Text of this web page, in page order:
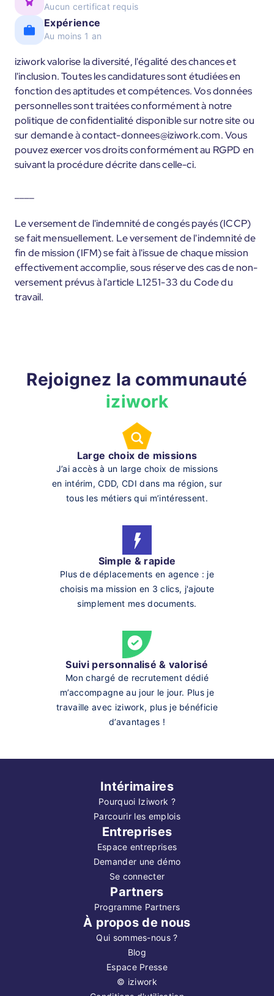
Aucun certificat requis
Expérience
Au moins 1 an
iziwork valorise la diversité, l'égalité des chances et
l'inclusion. Toutes les candidatures sont étudiées en
fonction des aptitudes et compétences. Vos données
personnelles sont traitées conformément à notre
politique de confidentialité disponible sur notre site ou
sur demande à contact-donnees@iziwork.com. Vous
pouvez exercer vos droits conformément au RGPD en
suivant la procédure décrite dans celle-ci.
Le versement de l'indemnité de congés payés (ICCP)
se fait mensuellement. Le versement de l'indemnité de
fin de mission (IFM) se fait à l'issue de chaque mission
effectivement accomplie, sous réserve des cas de non-
versement prévus à l'article L1251-33 du Code du
travail.
Rejoignez la communauté
iziwork
Large choix de missions
J’ai accès à un large choix de missions
en intérim, CDD, CDI dans ma région, sur
tous les métiers qui m’intéressent.
Simple & rapide
Plus de déplacements en agence : je
choisis ma mission en 3 clics, j'ajoute
simplement mes documents.
Suivi personnalisé & valorisé
Mon chargé de recrutement dédié
m’accompagne au jour le jour. Plus je
travaille avec iziwork, plus je bénéficie
d’avantages !
Intérimaires
Pourquoi Iziwork ?
Parcourir les emplois
Entreprises
Espace entreprises
Demander une démo
Se connecter
Partners
Programme Partners
À propos de nous
Qui sommes-nous ?
Blog
Espace Presse
© iziwork